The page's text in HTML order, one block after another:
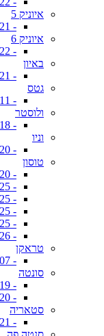
איוניק 5
- 2021+
איוניק 6
- 2022+
באיון
- 2021+
גטס
- 2002-2011
ולוסטר
- 2011-2018
וניו
- 2020+
טוסון
- 2015-2020
- 2021-2025 (בנזין)
- 2021-2025 (הייבריד)
- 2025+ (בנזין)
- 2025+ (לונג הייבריד)
- 2026+ (הייבריד)
טראקן
- 2001-2007
סונטה
- 2014-2019
- 2020+
סטאריה
- 2021+